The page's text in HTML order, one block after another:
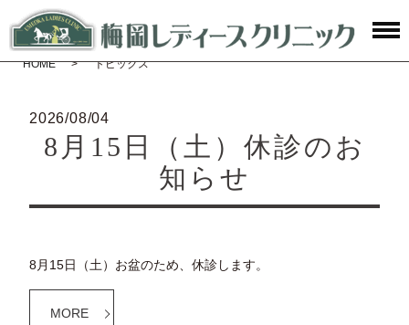
HOME トピックス
2026/08/04
8月15日（土）休診のお
知らせ
8月15日（土）お盆のため、休診します。
MORE